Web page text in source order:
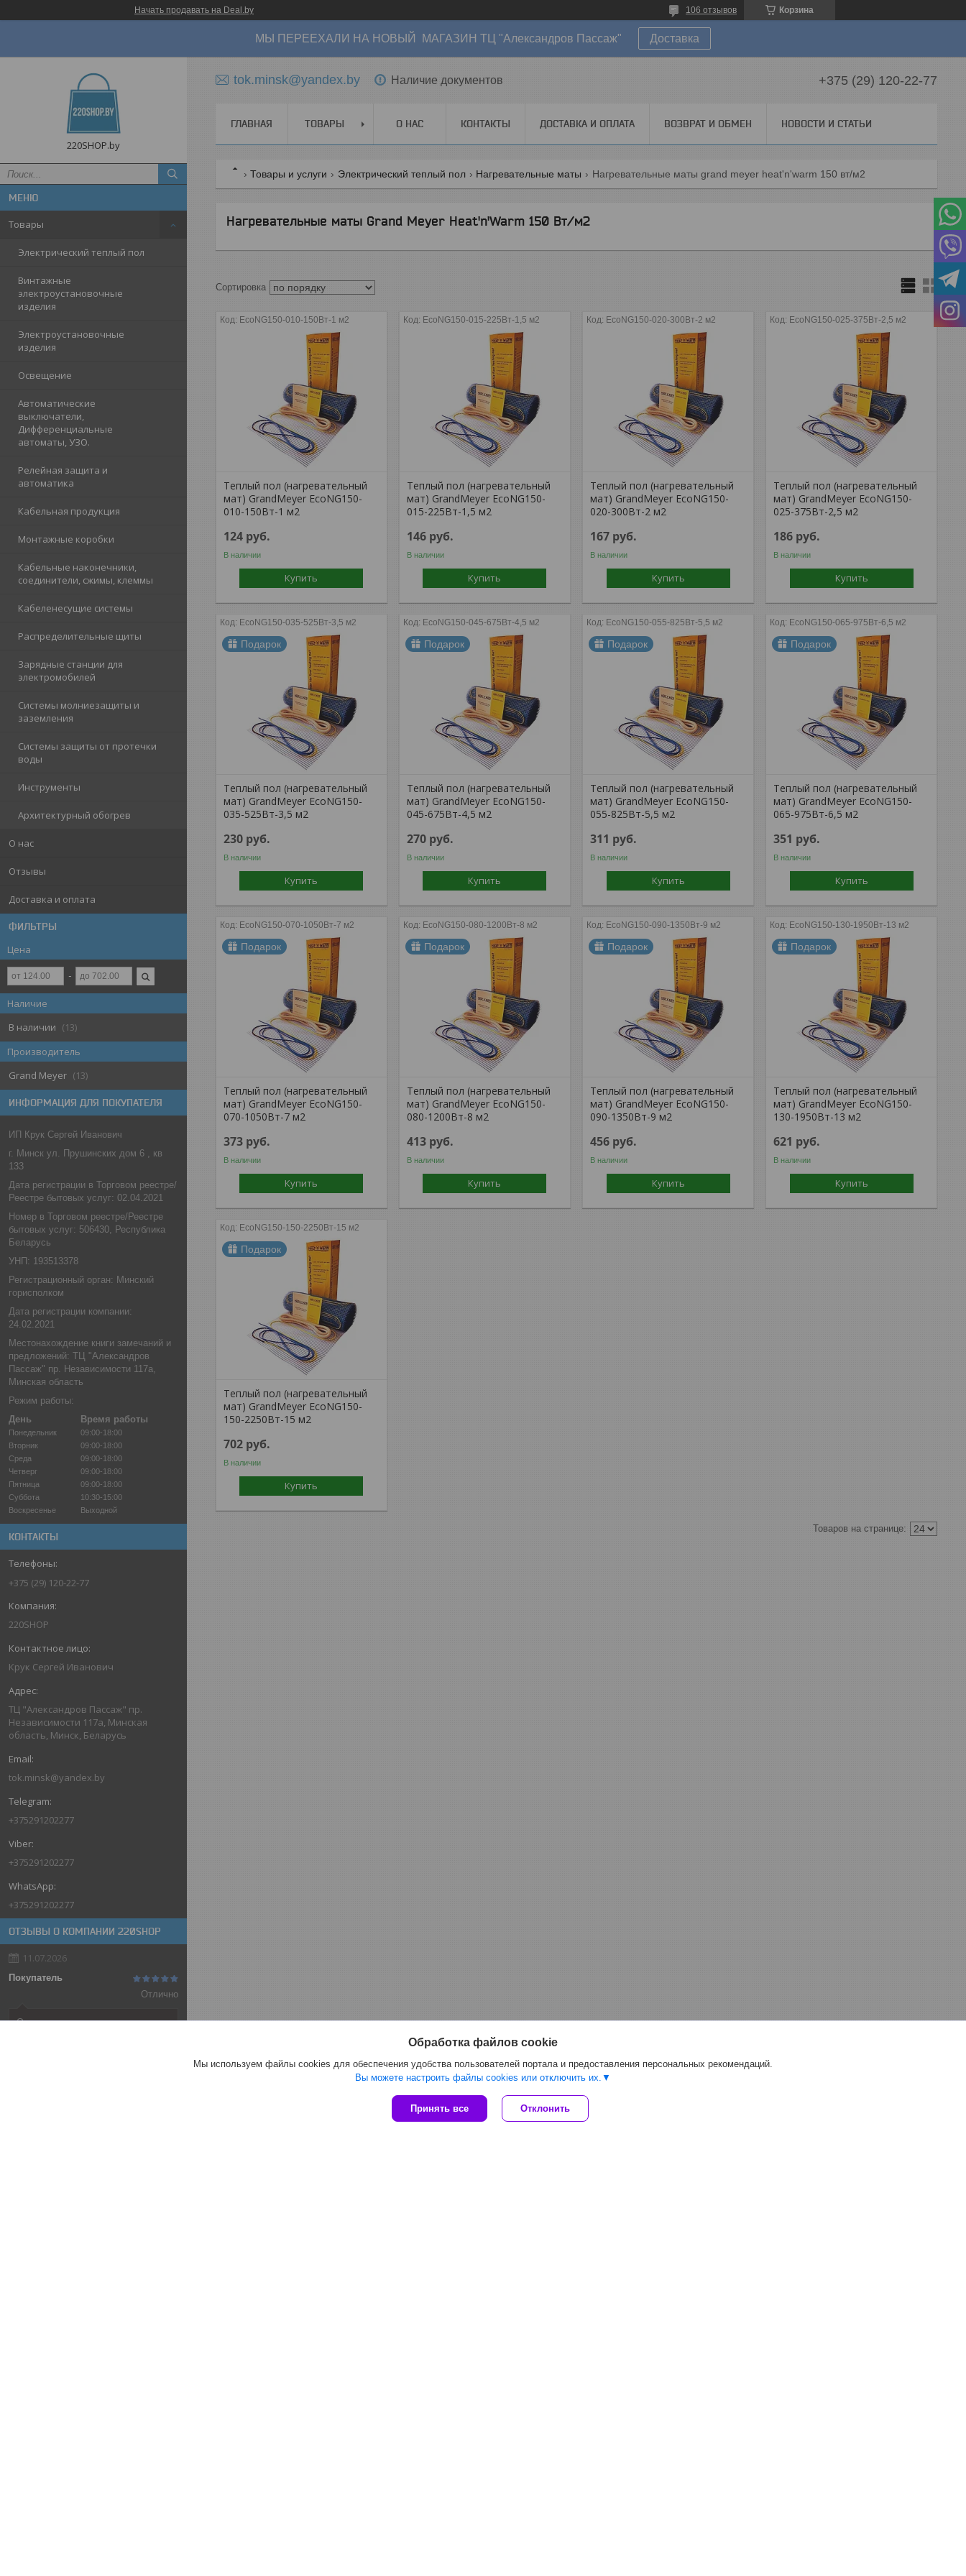
Начать продавать на Deal.by Корзина
106 отзывов
МЫ ПЕРЕЕХАЛИ НА НОВЫЙ МАГАЗИН ТЦ "Александров Пассаж" Доставка
220SHOP.by
Товары
Электрический теплый пол
Винтажные
электроустановочные
изделия
Электроустановочные
изделия
Освещение
Автоматические
выключатели,
Дифференциальные
автоматы, УЗО.
Релейная защита и
автоматика
Кабельная продукция
Монтажные коробки
Кабельные наконечники,
соединители, сжимы, клеммы
Кабеленесущие системы
Распределительные щиты
Зарядные станции для
электромобилей
Системы молниезащиты и
заземления
Системы защиты от протечки
воды
Инструменты
Архитектурный обогрев
О нас
Отзывы
Доставка и оплата
ФИЛЬТРЫ
Цена
Наличие
В наличии
13
Производитель
Grand Meyer
13
ИНФОРМАЦИЯ ДЛЯ ПОКУПАТЕЛЯ
ИП Крук Сергей Иванович
г. Минск ул. Прушинских дом 6 , кв
133
Дата регистрации в Торговом реестре/
Реестре бытовых услуг: 02.04.2021
Номер в Торговом реестре/Реестре
бытовых услуг: 506430, Республика
Беларусь
УНП: 193513378
Регистрационный орган: Минский
горисполком
Дата регистрации компании:
24.02.2021
Местонахождение книги замечаний и
предложений: ТЦ "Александров
Пассаж" пр. Независимости 117а,
Минская область
Режим работы:
День
Время работы
Понедельник
09:00-18:00
Вторник
09:00-18:00
Среда
09:00-18:00
Четверг
09:00-18:00
Пятница
09:00-18:00
Суббота
10:30-15:00
Воскресенье
Выходной
КОНТАКТЫ
+375 (29) 120-22-77
220SHOP
Крук Сергей Иванович
ТЦ "Александров Пассаж" пр.
Независимости 117а, Минская
область, Минск, Беларусь
tok.minsk@yandex.by
+375291202277
+375291202277
+375291202277
ОТЗЫВЫ О КОМПАНИИ 220SHOP
11.07.2026
Покупатель
Отлично
Оригинальные товары автоматов
tok.minsk@yandex.by Наличие документов +375 (29) 120-22-77
ГЛАВНАЯ ТОВАРЫ О НАС КОНТАКТЫ ДОСТАВКА И ОПЛАТА ВОЗВРАТ И ОБМЕН НОВОСТИ И СТАТЬИ
Товары и услуги Электрический теплый пол Нагревательные маты Нагревательные маты grand meyer heat'n'warm 150 вт/м2
Нагревательные маты Grand Meyer Heat'n'Warm 150 Вт/м2
EcoNG150-010-150Вт-1 м2
Теплый пол (нагревательный
мат) GrandMeyer EcoNG150-
010-150Вт-1 м2
124 руб.
В наличии
Купить
EcoNG150-015-225Вт-1,5 м2
Теплый пол (нагревательный
мат) GrandMeyer EcoNG150-
015-225Вт-1,5 м2
146 руб.
В наличии
Купить
EcoNG150-020-300Вт-2 м2
Теплый пол (нагревательный
мат) GrandMeyer EcoNG150-
020-300Вт-2 м2
167 руб.
В наличии
Купить
EcoNG150-025-375Вт-2,5 м2
Теплый пол (нагревательный
мат) GrandMeyer EcoNG150-
025-375Вт-2,5 м2
186 руб.
В наличии
Купить
EcoNG150-035-525Вт-3,5 м2
Подарок
Теплый пол (нагревательный
мат) GrandMeyer EcoNG150-
035-525Вт-3,5 м2
230 руб.
В наличии
Купить
EcoNG150-045-675Вт-4,5 м2
Подарок
Теплый пол (нагревательный
мат) GrandMeyer EcoNG150-
045-675Вт-4,5 м2
270 руб.
В наличии
Купить
EcoNG150-055-825Вт-5,5 м2
Подарок
Теплый пол (нагревательный
мат) GrandMeyer EcoNG150-
055-825Вт-5,5 м2
311 руб.
В наличии
Купить
EcoNG150-065-975Вт-6,5 м2
Подарок
Теплый пол (нагревательный
мат) GrandMeyer EcoNG150-
065-975Вт-6,5 м2
351 руб.
В наличии
Купить
EcoNG150-070-1050Вт-7 м2
Подарок
Теплый пол (нагревательный
мат) GrandMeyer EcoNG150-
070-1050Вт-7 м2
373 руб.
В наличии
Купить
EcoNG150-080-1200Вт-8 м2
Подарок
Теплый пол (нагревательный
мат) GrandMeyer EcoNG150-
080-1200Вт-8 м2
413 руб.
В наличии
Купить
EcoNG150-090-1350Вт-9 м2
Подарок
Теплый пол (нагревательный
мат) GrandMeyer EcoNG150-
090-1350Вт-9 м2
456 руб.
В наличии
Купить
EcoNG150-130-1950Вт-13 м2
Подарок
Теплый пол (нагревательный
мат) GrandMeyer EcoNG150-
130-1950Вт-13 м2
621 руб.
В наличии
Купить
EcoNG150-150-2250Вт-15 м2
Подарок
Теплый пол (нагревательный
мат) GrandMeyer EcoNG150-
150-2250Вт-15 м2
702 руб.
В наличии
Купить
Обработка файлов cookie
Мы используем файлы cookies для обеспечения удобства пользователей портала и предоставления персональных рекомендаций.
Вы можете настроить файлы cookies или отключить их.
Принять все Отклонить